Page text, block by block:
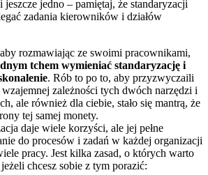
jeszcze jedno – pamiętaj, że standaryzacji
zadania kierowników i działów
rozmawiając ze swoimi pracownikami,
tchem wymieniać standaryzację i
. Rób to po to, aby przyzwyczaili
zależności tych dwóch narzędzi i
ale również dla ciebie, stało się mantrą, że
tej samej monety.
daje wiele korzyści, ale jej pełne
do procesów i zadań w każdej organizacji
pracy. Jest kilka zasad, o których warto
chcesz sobie z tym porazić: